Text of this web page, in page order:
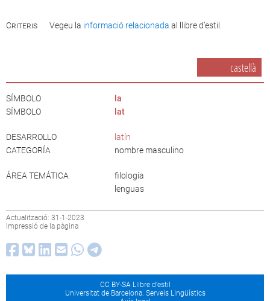
Criteris Vegeu la informació relacionada al llibre d’estil.
castellà
SÍMBOLO
la
SÍMBOLO
lat
DESARROLLO
latín
CATEGORÍA
nombre masculino
ÁREA TEMÁTICA
filología
lenguas
Actualització: 31-1-2023
Impressió de la pàgina
CC BY-SA Llibre d’estil
Universitat de Barcelona. Serveis Lingüístics